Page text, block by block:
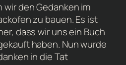
den Gedanken im
zu bauen. Es ist
dass wir uns ein Buch
haben. Nun wurde
in die Tat